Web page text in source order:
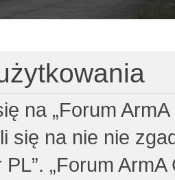
na „Forum
się na nie nie
„Forum